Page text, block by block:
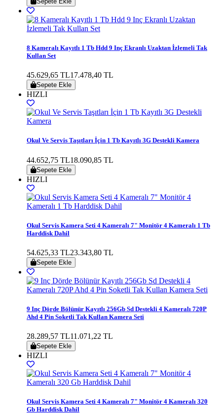
8 Kameralı Kayıtlı 1 Tb Hdd 9 Inç Ekranlı Uzaktan İzlemeli Tak
Kullan Set
45.629,65 TL17.478,40 TL
Sepete Ekle
HIZLI
Okul Ve Servis Taşıtları İçin 1 Tb Kayıtlı 3G Destekli Kamera
44.652,75 TL18.090,85 TL
Sepete Ekle
HIZLI
Okul Servis Kamera Seti 4 Kameralı 7" Monitör 4 Kameralı 1 Tb
Harddisk Dahil
54.625,33 TL23.343,80 TL
Sepete Ekle
9 Inç Dörde Bölünür Kayıtlı 256Gb Sd Destekli 4 Kameralı 720P
Ahd 4 Pin Soketli Tak Kullan Kamera Seti
28.289,57 TL11.071,22 TL
Sepete Ekle
HIZLI
Okul Servis Kamera Seti 4 Kameralı 7" Monitör 4 Kameralı 320
Gb Harddisk Dahil